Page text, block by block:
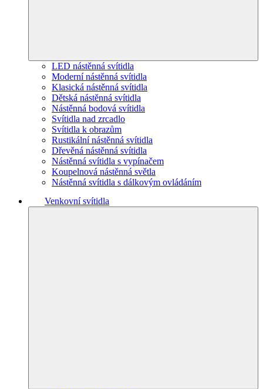
LED nástěnná svítidla
Moderní nástěnná svítidla
Klasická nástěnná svítidla
Dětská nástěnná svítidla
Nástěnná bodová svítidla
Svítidla nad zrcadlo
Svítidla k obrazům
Rustikální nástěnná svítidla
Dřevěná nástěnná svítidla
Nástěnná svítidla s vypínačem
Koupelnová nástěnná světla
Nástěnná svítidla s dálkovým ovládáním
Venkovní svítidla